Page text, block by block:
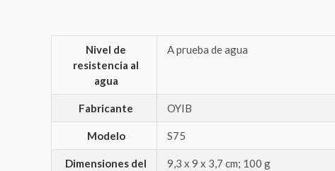
Nivel de
resistencia al
agua
‎A prueba de agua
Fabricante ‎OYIB
Modelo ‎S75
Dimensiones del
‎9,3 x 9 x 3,7 cm; 100 g